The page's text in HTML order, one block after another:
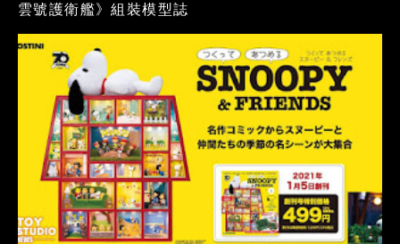
雲號護衛艦》組裝模型誌